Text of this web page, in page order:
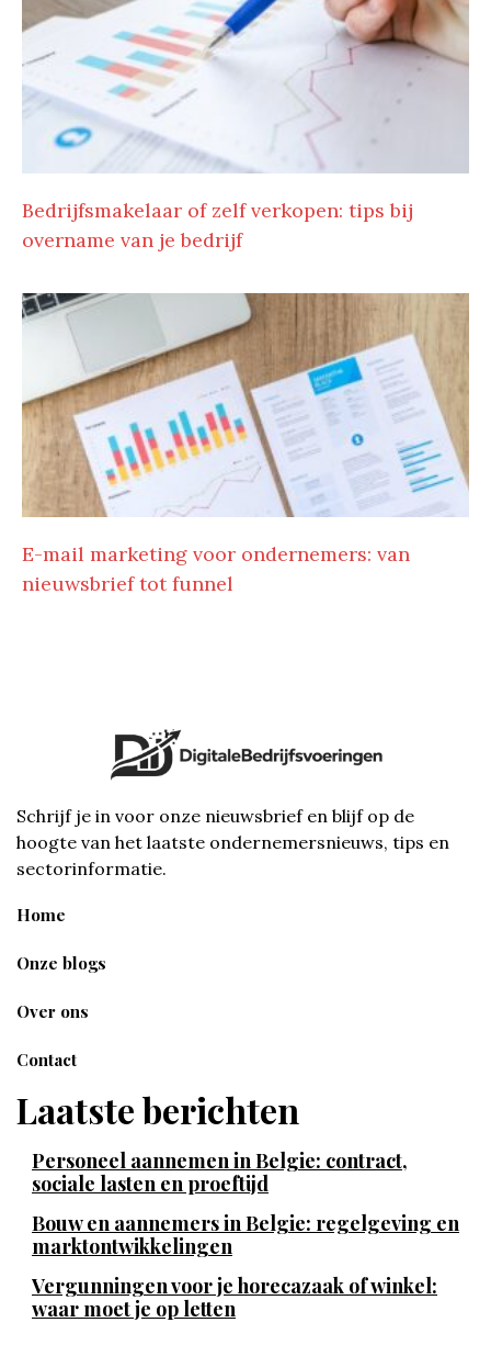
Bedrijfsmakelaar of zelf verkopen: tips bij
overname van je bedrijf
E-mail marketing voor ondernemers: van
nieuwsbrief tot funnel
Schrijf je in voor onze nieuwsbrief en blijf op de
hoogte van het laatste ondernemersnieuws, tips en
sectorinformatie.
Home
Onze blogs
Over ons
Contact
Laatste berichten
Personeel aannemen in Belgie: contract,
sociale lasten en proeftijd
Bouw en aannemers in Belgie: regelgeving en
marktontwikkelingen
Vergunningen voor je horecazaak of winkel:
waar moet je op letten